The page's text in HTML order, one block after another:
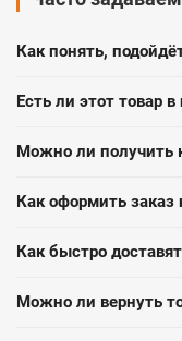
Как понять,
Есть ли этот товар
Можно ли получить
Как оформить заказ
Как быстро
Можно ли вернуть